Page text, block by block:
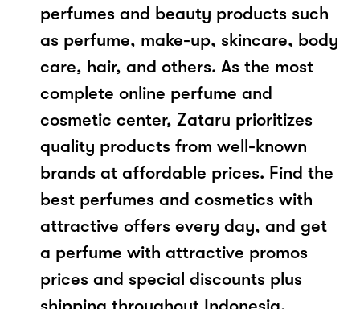
perfumes and beauty products such
as perfume, make-up, skincare, body
care, hair, and others. As the most
complete online perfume and
cosmetic center, Zataru prioritizes
quality products from well-known
brands at affordable prices. Find the
best perfumes and cosmetics with
attractive offers every day, and get
a perfume with attractive promos
prices and special discounts plus